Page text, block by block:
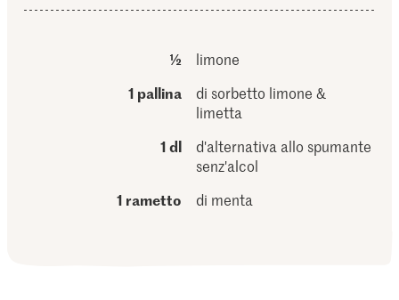
½
limone
1 pallina
di sorbetto limone &
limetta
1 dl
d'alternativa allo spumante
senz'alcol
1 rametto
di menta